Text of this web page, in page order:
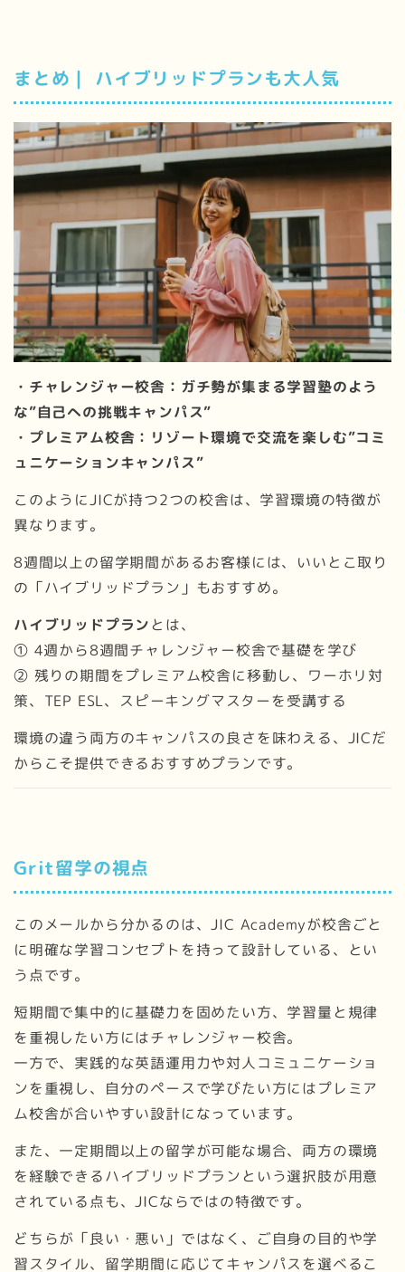
まとめ｜ ハイブリッドプランも大人気
・チャレンジャー校舎：ガチ勢が集まる学習塾のよう
な”自己への挑戦キャンパス”
・プレミアム校舎：リゾート環境で交流を楽しむ”コミ
ュニケーションキャンパス”
このようにJICが持つ2つの校舎は、学習環境の特徴が
異なります。
8週間以上の留学期間があるお客様には、いいとこ取り
の「ハイブリッドプラン」もおすすめ。
ハイブリッドプランとは、
① 4週から8週間チャレンジャー校舎で基礎を学び
② 残りの期間をプレミアム校舎に移動し、ワーホリ対
策、TEP ESL、スピーキングマスターを受講する
環境の違う両方のキャンパスの良さを味わえる、JICだ
からこそ提供できるおすすめプランです。
Grit留学の視点
このメールから分かるのは、JIC Academyが校舎ごと
に明確な学習コンセプトを持って設計している、とい
う点です。
短期間で集中的に基礎力を固めたい方、学習量と規律
を重視したい方にはチャレンジャー校舎。
一方で、実践的な英語運用力や対人コミュニケーショ
ンを重視し、自分のペースで学びたい方にはプレミア
ム校舎が合いやすい設計になっています。
また、一定期間以上の留学が可能な場合、両方の環境
を経験できるハイブリッドプランという選択肢が用意
されている点も、JICならではの特徴です。
どちらが「良い・悪い」ではなく、ご自身の目的や学
習スタイル、留学期間に応じてキャンパスを選べるこ